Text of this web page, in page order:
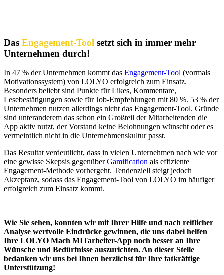
Das Engagement-Tool setzt sich in immer mehr
Unternehmen durch!
In 47 % der Unternehmen kommt das Engagement-Tool (vormals
Motivationssystem) von LOLYO erfolgreich zum Einsatz.
Besonders beliebt sind Punkte für Likes, Kommentare,
Lesebestätigungen sowie für Job-Empfehlungen mit 80 %. 53 % der
Unternehmen nutzen allerdings nicht das Engagement-Tool. Gründe
sind unteranderem das schon ein Großteil der Mitarbeitenden die
App aktiv nutzt, der Vorstand keine Belohnungen wünscht oder es
vermeintlich nicht in die Unternehmenskultur passt.
Das Resultat verdeutlicht, dass in vielen Unternehmen nach wie vor
eine gewisse Skepsis gegenüberGamification als effiziente
Engagement-Methode vorhergeht. Tendenziell steigt jedoch
Akzeptanz, sodass das Engagement-Tool von LOLYO im häufiger
erfolgreich zum Einsatz kommt.
Wie Sie sehen, konnten wir mit Ihrer Hilfe und nach reiflicher
Analyse wertvolle Eindrücke gewinnen, die uns dabei helfen
Ihre LOLYO Mach MITarbeiter-App noch besser an Ihre
Wünsche und Bedürfnisse auszurichten. An dieser Stelle
bedanken wir uns bei Ihnen herzlichst für Ihre tatkräftige
Unterstützung!